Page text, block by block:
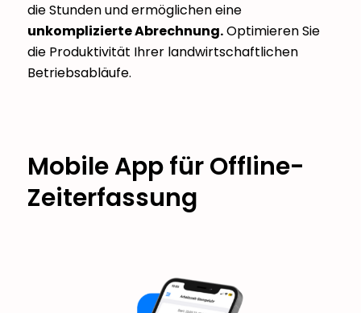
die Stunden und ermöglichen eine
unkomplizierte Abrechnung.Optimieren Sie
die Produktivität Ihrer landwirtschaftlichen
Betriebsabläufe.
Mobile App für Offline-
Zeiterfassung